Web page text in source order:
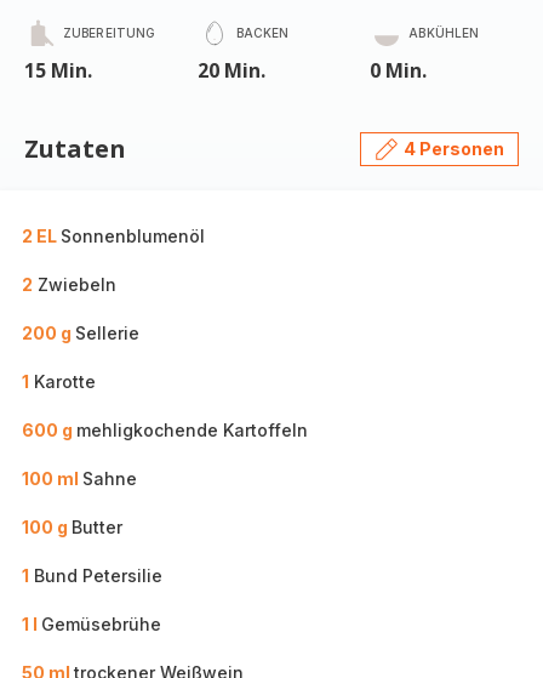
ZUBEREITUNG
15 Min.
BACKEN
20 Min.
ABKÜHLEN
0 Min.
Zutaten 4 Personen
2 EL Sonnenblumenöl
2 Zwiebeln
200 g Sellerie
1 Karotte
600 g mehligkochende Kartoffeln
100 ml Sahne
100 g Butter
1 Bund Petersilie
1 l Gemüsebrühe
50 ml trockener Weißwein